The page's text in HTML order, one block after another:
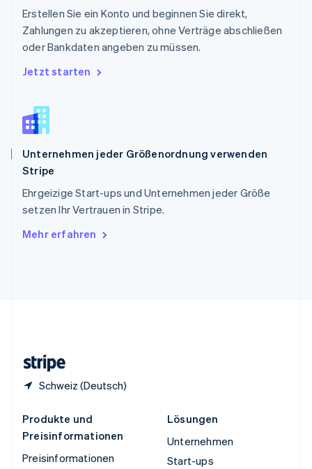
Erstellen Sie ein Konto und beginnen Sie direkt,
Zahlungen zu akzeptieren, ohne Verträge abschließen
oder Bankdaten angeben zu müssen.
Jetzt starten
Unternehmen jeder Größenordnung verwenden
Stripe
Ehrgeizige Start-ups und Unternehmen jeder Größe
setzen Ihr Vertrauen in Stripe.
Mehr erfahren
Schweiz (Deutsch)
Singapur
Slowakei
English
Slowenien
China
English
EspañolEnglish
Thailand
Tschechische Republik
English
English
Produkte und
Preisinformationen
Preisinformationen
Lösungen
Unternehmen
Start-ups